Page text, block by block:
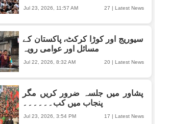
27 | Latest News
Jul 23, 2026, 11:57 AM
سیوریج اور کوڑا کرکٹ، پاکستان کے
مسائل اور عوامی رویہ
20 | Latest News
Jul 22, 2026, 8:32 AM
پشاور میں جلسہ ضرور کریں مگر
پنجاب میں کب۔۔۔۔۔۔
17 | Latest News
Jul 23, 2026, 3:54 PM